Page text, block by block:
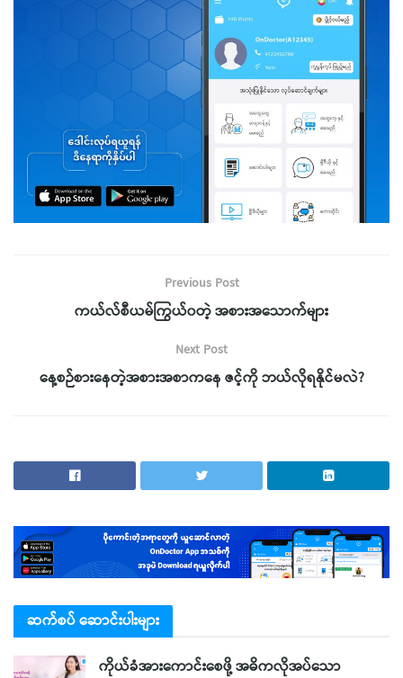
Previous Post
ကယ်လ်စီယမ်ကြွယ်၀တဲ့ အစားအသောက်များ
Next Post
နေ့စဉ်စားနေတဲ့အစားအစာကနေ ဇင့်ကို ဘယ်လိုရနိုင်မလဲ?
ဆက်စပ် ဆောင်းပါးများ
ကိုယ်ခံအားကောင်းစေဖို့ အဓိကလိုအပ်သော